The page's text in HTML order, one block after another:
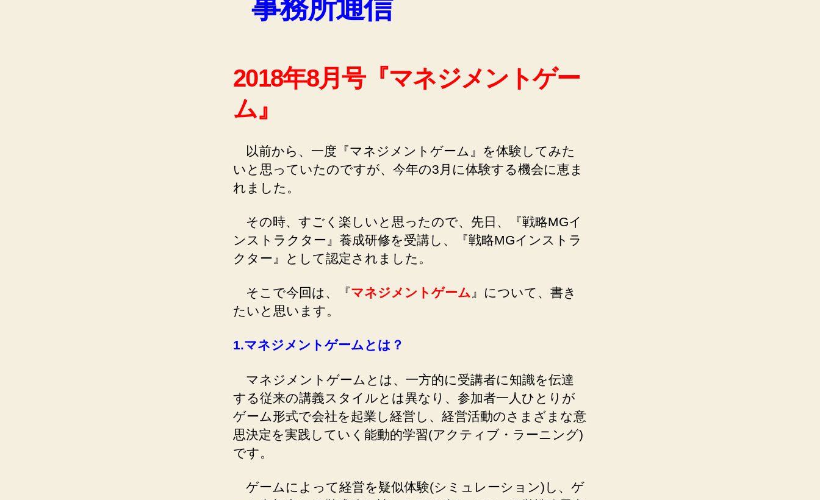
事務所通信
2018年8月号『マネジメントゲー
ム』
以前から、一度『マネジメントゲーム』を体験してみた
いと思っていたのですが、今年の3月に体験する機会に恵ま
れました。
その時、すごく楽しいと思ったので、先日、『戦略MGイ
ンストラクター』養成研修を受講し、『戦略MGインストラ
クター』として認定されました。
そこで今回は、『マネジメントゲーム 』について、書き
たいと思います。
1.マネジメントゲームとは？
マネジメントゲームとは、一方的に受講者に知識を伝達
する従来の講義スタイルとは異なり、参加者一人ひとりが
ゲーム形式で会社を起業し経営し、経営活動のさまざまな意
思決定を実践していく能動的学習(アクティブ・ラーニング)
です。
ゲームによって経営を疑似体験(シミュレーション)し、ゲ